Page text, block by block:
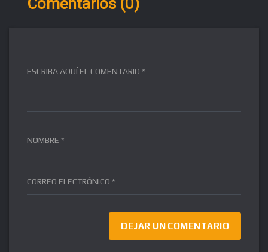
Comentarios (0)
ESCRIBA AQUÍ EL COMENTARIO *
NOMBRE *
CORREO ELECTRÓNICO *
DE